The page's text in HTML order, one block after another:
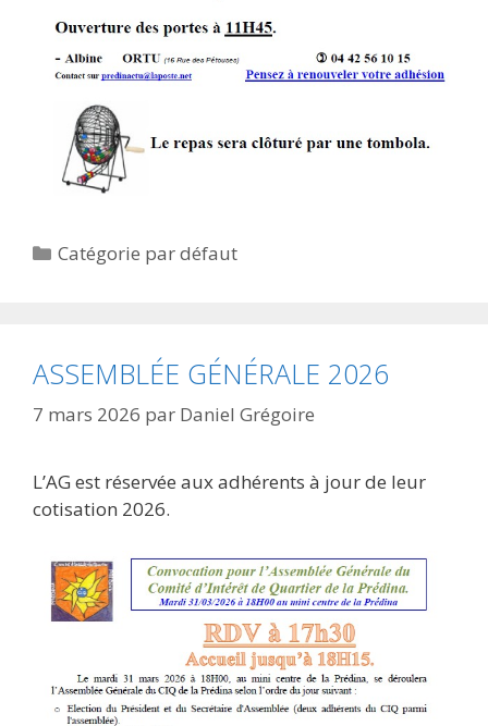
Catégories
Catégorie par défaut
ASSEMBLÉE GÉNÉRALE 2026
7 mars 2026 par Daniel Grégoire
L’AG est réservée aux adhérents à jour de leur
cotisation 2026.